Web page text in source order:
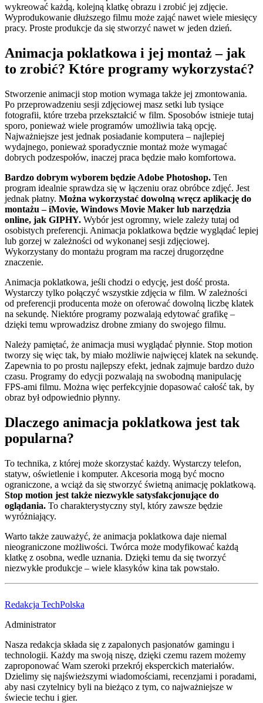
wykreować każdą, kolejną klatkę obrazu i zrobić jej zdjęcie.
Wyprodukowanie dłuższego filmu może zająć nawet wiele miesięcy
pracy. Proste produkcje da się stworzyć nawet w jeden dzień.
Animacja poklatkowa i jej montaż – jak
to zrobić? Które programy wykorzystać?
Stworzenie animacji stop motion wymaga także jej zmontowania.
Po przeprowadzeniu sesji zdjęciowej masz setki lub tysiące
fotografii, które trzeba przekształcić w film. Sposobów istnieje tutaj
sporo, ponieważ wiele programów umożliwia taką opcję.
Najważniejsze jest jednak posiadanie komputera – najlepiej
wydajnego, ponieważ sporadycznie montaż może wymagać
dobrych podzespołów, inaczej praca będzie mało komfortowa.
Bardzo dobrym wyborem będzie Adobe Photoshop. Ten
program idealnie sprawdza się w łączeniu oraz obróbce zdjęć. Jest
jednak płatny. Można wykorzystać dowolną wręcz aplikację do
montażu – iMovie, Windows Movie Maker lub narzędzia
online, jak GIPHY. Wybór jest ogromny, wiele zależy tutaj od
osobistych preferencji. Animacja poklatkowa będzie wyglądać lepiej
lub gorzej w zależności od wykonanej sesji zdjęciowej.
Wykorzystany do montażu program ma raczej drugorzędne
znaczenie.
Animacja poklatkowa, jeśli chodzi o edycję, jest dość prosta.
Wystarczy tylko połączyć wszystkie zdjęcia w film. W zależności
od preferencji producenta może on oferować dowolną liczbę klatek
na sekundę. Niektóre programy pozwalają edytować grafikę –
dzięki temu wprowadzisz drobne zmiany do swojego filmu.
Należy pamiętać, że animacja musi wyglądać płynnie. Stop motion
tworzy się więc tak, by miało możliwie najwięcej klatek na sekundę.
Zapewnia to po prostu najlepszy efekt, jednak zajmuje bardzo dużo
czasu. Programy do edycji pozwalają na swobodną manipulację
FPS-ami filmu. Można więc perfekcyjnie dopasować całość tak, by
obraz był odpowiednio płynny.
Dlaczego animacja poklatkowa jest tak
popularna?
To technika, z której może skorzystać każdy. Wystarczy telefon,
statyw, oświetlenie i komputer. Akcesoria mogą być mocno
ograniczone, a wciąż da się stworzyć świetną animację poklatkową.
Stop motion jest także niezwykle satysfakcjonujące do
oglądania. To charakterystyczny styl, który zawsze będzie
wyróżniający.
Warto także zauważyć, że animacja poklatkowa daje niemal
nieograniczone możliwości. Twórca może modyfikować każdą
klatkę z osobna, wedle uznania. Dzięki temu da się tworzyć
niezwykłe produkcje – wiele klasyków kina tak powstało.
Redakcja TechPolska
Administrator
Nasza redakcja składa się z zapalonych pasjonatów gamingu i
technologii. Każdy ma swoją niszę, dzięki czemu razem możemy
zaproponować Wam szeroki przekrój eksperckich materiałów.
Dzielimy się najświeższymi wiadomościami, recenzjami i poradami,
aby nasi czytelnicy byli na bieżąco z tym, co najważniejsze w
świecie techu i gier.